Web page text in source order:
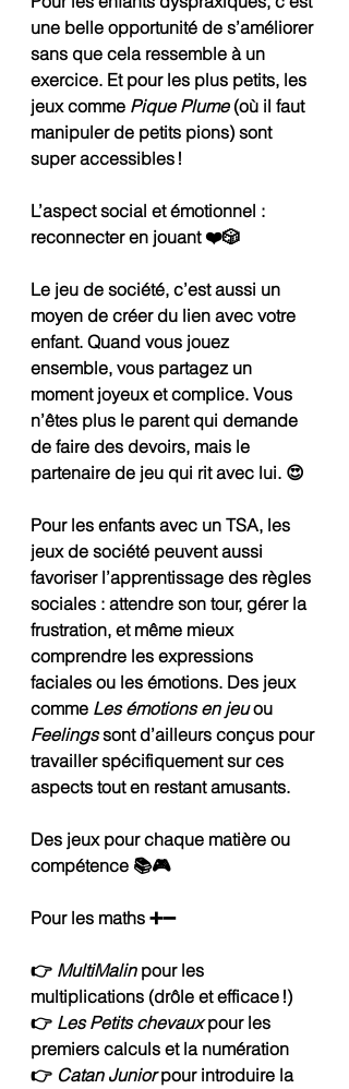
une belle opportunité de s’améliorer
sans que cela ressemble à un
exercice. Et pour les plus petits, les
jeux comme Pique Plume (où il faut
manipuler de petits pions) sont
super accessibles !
L’aspect social et émotionnel :
reconnecter en jouant ❤️🎲
Le jeu de société, c’est aussi un
moyen de créer du lien avec votre
enfant. Quand vous jouez
ensemble, vous partagez un
moment joyeux et complice. Vous
n’êtes plus le parent qui demande
de faire des devoirs, mais le
partenaire de jeu qui rit avec lui. 😍
Pour les enfants avec un TSA, les
jeux de société peuvent aussi
favoriser l’apprentissage des règles
sociales : attendre son tour, gérer la
frustration, et même mieux
comprendre les expressions
faciales ou les émotions. Des jeux
comme Les émotions en jeu ou
Feelings sont d’ailleurs conçus pour
travailler spécifiquement sur ces
aspects tout en restant amusants.
Des jeux pour chaque matière ou
compétence 📚🎮
Pour les maths ➕➖
👉 MultiMalin pour les
multiplications (drôle et efficace !)
👉 Les Petits chevaux pour les
premiers calculs et la numération
👉 Catan Junior pour introduire la